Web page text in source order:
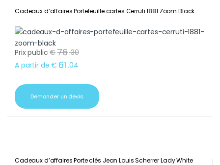
Cadeaux d’affaires Portefeuille cartes Cerruti 1881 Zoom Black
Prix public €76.30
A partir de € 61 .04
Demander un devis
Cadeaux d’affaires Porte clés Jean Louis Scherrer Lady White